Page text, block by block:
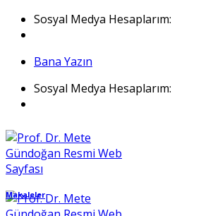
İçeriğe
atla
Sosyal Medya Hesaplarım:
Bana Yazın
Sosyal Medya Hesaplarım:
Makaleler